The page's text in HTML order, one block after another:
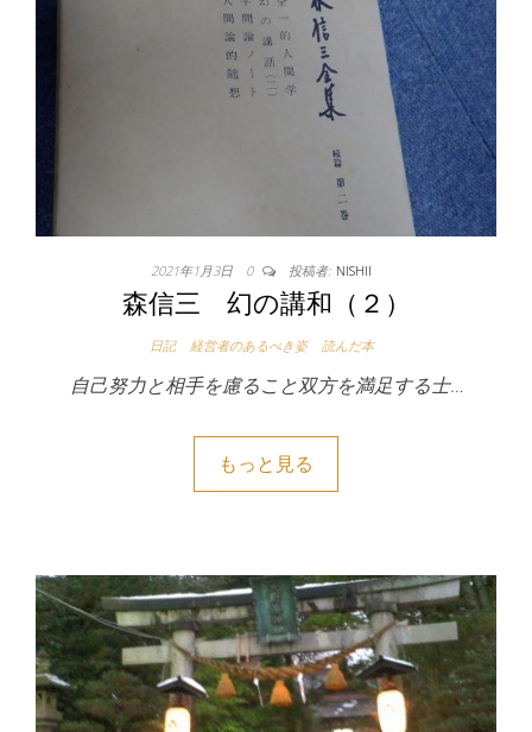
2021年1月3日 0 投稿者: NISHII
森信三 幻の講和（２）
日記 経営者のあるべき姿 読んだ本
自己努力と相手を慮ること双方を満足する士…
もっと見る